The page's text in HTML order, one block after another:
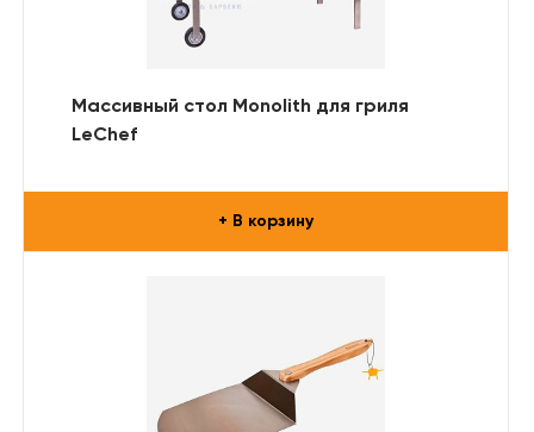
Массивный стол Monolith для гриля
LeChef
+ В корзину